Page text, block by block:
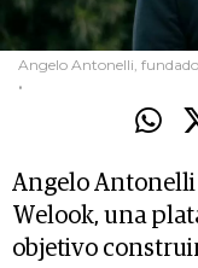
Angelo Antonelli,
.
Angelo Antonelli
Welook, una
objetivo